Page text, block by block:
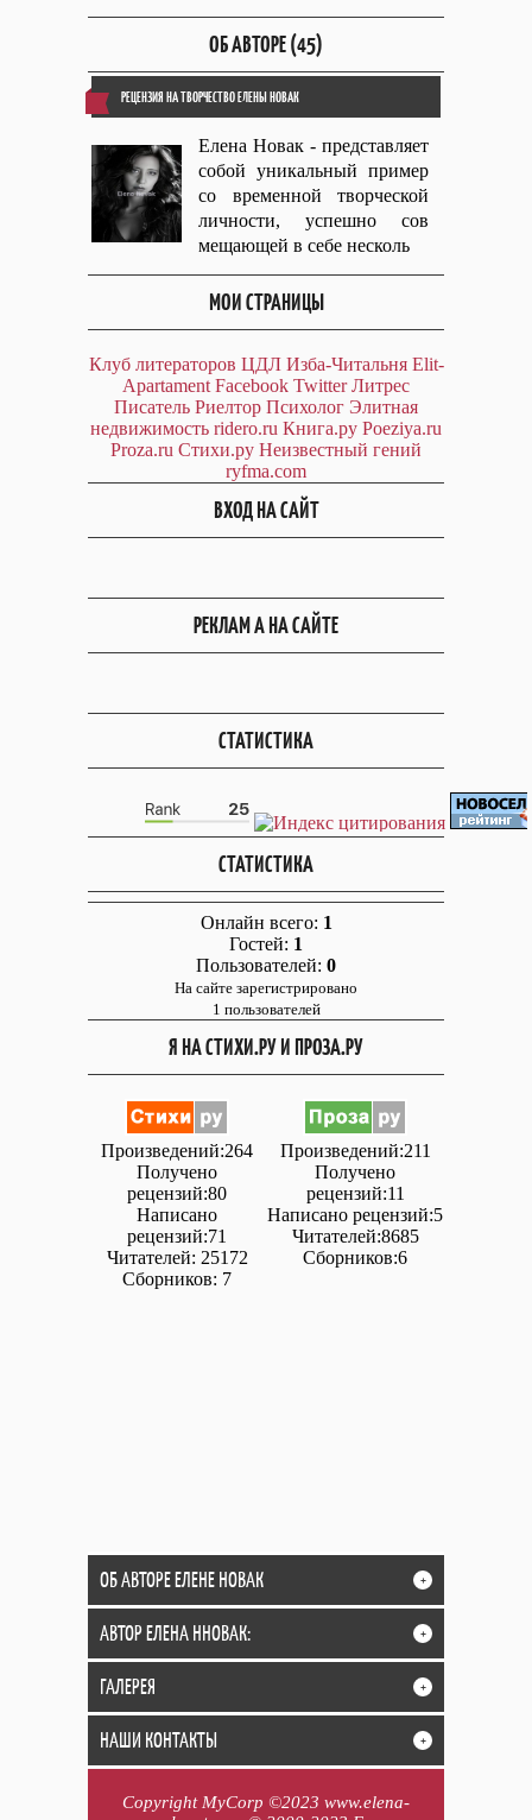
ОБ АВТОРЕ (45)
РЕЦЕНЗИЯ НА ТВОРЧЕСТВО ЕЛЕНЫ НОВАК
Елена Новак - представляет
собой уникальный пример
со временной творческой
личности, успешно сов
мещающей в себе несколь
МОИ СТРАНИЦЫ
Клуб литераторов ЦДЛ Изба-Читальня Elit-
Apartament Facebook Twitter Литрес
Писатель Риелтор Психолог Элитная
недвижимость ridero.ru Книга.ру Poeziya.ru
Proza.ru Стихи.ру Неизвестный гений
ryfma.com
ВХОД НА САЙТ
РЕКЛАМ А НА САЙТЕ
СТАТИСТИКА
СТАТИСТИКА
Онлайн всего: 1
Гостей: 1
Пользователей: 0
На сайте зарегистрировано
1 пользователей
Я НА СТИХИ.РУ И ПРОЗА.РУ
Произведений:264
Получено
рецензий:80
Написано
рецензий:71
Читателей: 25172
Сборников: 7
Произведений:211
Получено
рецензий:11
Написано рецензий:5
Читателей:8685
Сборников:6
ОБ АВТОРЕ ЕЛЕНЕ НОВАК +
АВТОР ЕЛЕНА ННОВАК: +
ГАЛЕРЕЯ +
НАШИ КОНТАКТЫ +
Copyright MyCorp ©2023 www.elena-